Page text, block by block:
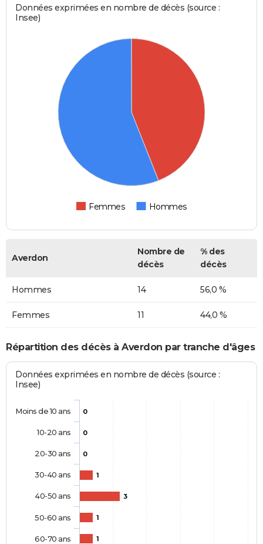
Données exprimées en nombre de décès (source :
Insee)
Femmes Hommes
Averdon
Nombre de
décès
% des
décès
Hommes 14 56,0 %
Femmes 11 44,0 %
Répartition des décès à Averdon par tranche d'âges
Données exprimées en nombre de décès (source :
Insee)
0
0
0
1
3
1
1
Moins de 10 ans
10-20 ans
20-30 ans
30-40 ans
40-50 ans
50-60 ans
60-70 ans